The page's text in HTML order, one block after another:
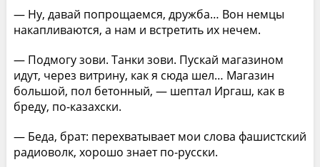
— Ну, давай попрощаемся, дружба… Вон немцы
накапливаются, а нам и встретить их нечем.
— Подмогу зови. Танки зови. Пускай магазином
идут, через витрину, как я сюда шел… Магазин
большой, пол бетонный, — шептал Иргаш, как в
бреду, по-казахски.
— Беда, брат: перехватывает мои слова фашистский
радиоволк, хорошо знает по-русски.